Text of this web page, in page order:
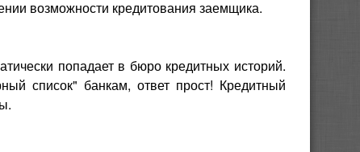
возможности кредитования заемщика.
попадает в бюро кредитных историй.
список" банкам, ответ прост! Кредитный